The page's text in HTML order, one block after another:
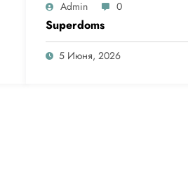
Admin 0
Superdoms
5 Июня, 2026